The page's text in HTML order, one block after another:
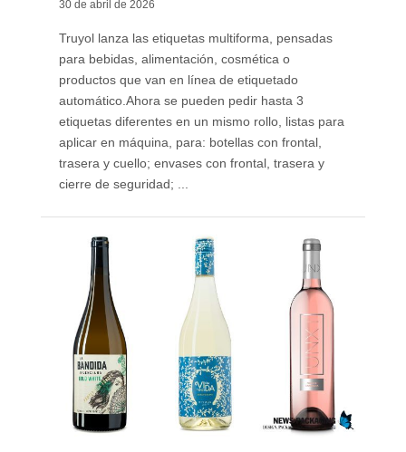
30 de abril de 2026
Truyol lanza las etiquetas multiforma, pensadas
para bebidas, alimentación, cosmética o
productos que van en línea de etiquetado
automático. ​Ahora se pueden pedir hasta 3
etiquetas diferentes en un mismo rollo, listas para
aplicar en máquina, para: botellas con frontal,
trasera y cuello; envases con frontal, trasera y
cierre de seguridad; ...